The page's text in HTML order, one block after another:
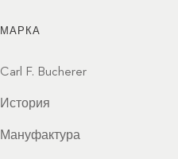
МАРКА
Carl F. Bucherer
История
Мануфактура